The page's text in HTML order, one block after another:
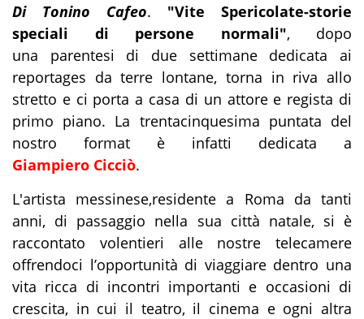
Di Tonino Cafeo. "Vite Spericolate-storie
speciali di persone normali", dopo
una parentesi di due settimane dedicata ai
reportages da terre lontane, torna in riva allo
stretto e ci porta a casa di un attore e regista di
primo piano. La trentacinquesima puntata del
nostro format è infatti dedicata a
Giampiero Cicciò.
L'artista messinese,residente a Roma da tanti
anni, di passaggio nella sua città natale, si è
raccontato volentieri alle nostre telecamere
offrendoci l’opportunità di viaggiare dentro una
vita ricca di incontri importanti e occasioni di
crescita, in cui il teatro, il cinema e ogni altra